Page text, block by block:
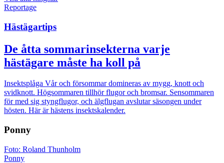
Reportage
Hästägartips
De åtta sommarinsekterna varje
hästägare måste ha koll på
Insektsplåga Vår och försommar domineras av mygg, knott och
svidknott. Högsommaren tillhör flugor och bromsar. Sensommaren
för med sig styngflugor, och älgflugan avslutar säsongen under
hösten. Här är hästens insektskalender.
Ponny
Foto: Roland Thunholm
Ponny